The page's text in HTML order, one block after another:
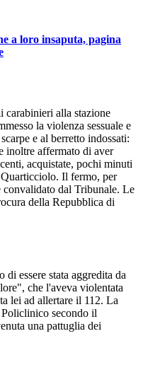
a loro insaputa, pagina
carabinieri alla stazione
la violenza sessuale e
e al berretto indossati:
inoltre affermato di aver
acquistate, pochi minuti
Il fermo, per
convalidato dal Tribunale. Le
della Repubblica di
essere stata aggredita da
che l'aveva violentata
lei ad allertare il 112. La
Policlinico secondo il
una pattuglia dei